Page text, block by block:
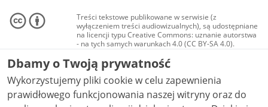
Treści tekstowe publikowane w serwisie (z
wyłączeniem treści audiowizualnych), są udostępniane
na licencji typu Creative Commons: uznanie autorstwa
- na tych samych warunkach 4.0 (CC BY-SA 4.0).
Materiały audiowizualne, w tym zdjęcia, materiały
audio i wideo, są udostępniane na licencji typu
Creative Commons: uznanie autorstwa użycie
niekomercyjne - bez utworów zależnych 4.0 (CC BY-
NC-ND 4.0), o ile nie jest to stwierdzone inaczej.
Dbamy o Twoją prywatność
Wykorzystujemy pliki cookie w celu zapewnienia
prawidłowego funkcjonowania naszej witryny oraz do